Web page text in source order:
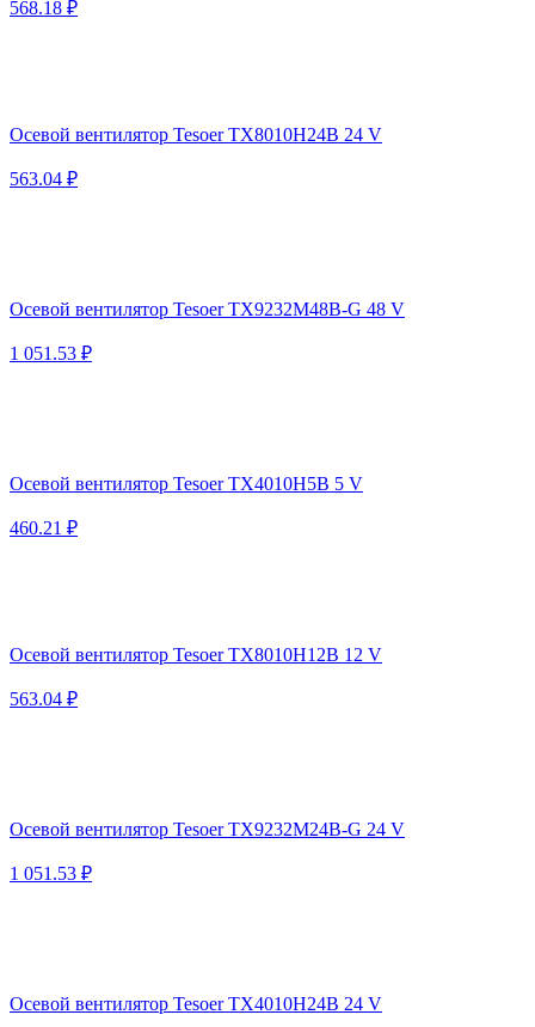
568.18 ₽
Осевой вентилятор Tesoer TX8010H24B 24 V
563.04 ₽
Осевой вентилятор Tesoer TX9232M48B-G 48 V
1 051.53 ₽
Осевой вентилятор Tesoer TX4010H5B 5 V
460.21 ₽
Осевой вентилятор Tesoer TX8010H12B 12 V
563.04 ₽
Осевой вентилятор Tesoer TX9232M24B-G 24 V
1 051.53 ₽
Осевой вентилятор Tesoer TX4010H24B 24 V